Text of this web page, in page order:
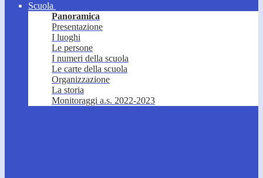
Scuola
Panoramica
Presentazione
I luoghi
Le persone
I numeri della scuola
Le carte della scuola
Organizzazione
La storia
Monitoraggi a.s. 2022-2023